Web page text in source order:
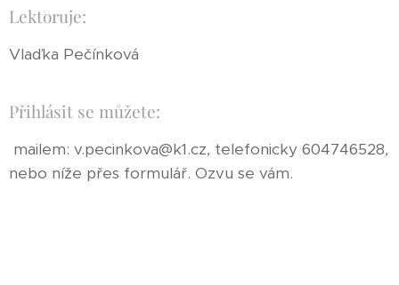
Lektoruje:
Vlaďka Pečínková
Přihlásit se můžete:
mailem: v.pecinkova@k1.cz, telefonicky 604746528,
nebo níže přes formulář. Ozvu se vám.